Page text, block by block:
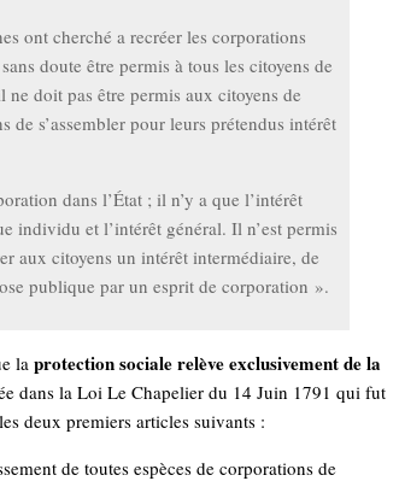
ont cherché a recréer les corporations
doute être permis à tous les citoyens de
ne doit pas être permis aux citoyens de
de s’assembler pour leurs prétendus intérêt
dans l’État ; il n’y a que l’intérêt
individu et l’intérêt général. Il n’est permis
aux citoyens un intérêt intermédiaire, de
publique par un esprit de corporation ».
la protection sociale relève exclusivement de la
dans la Loi Le Chapelier du 14 Juin 1791 qui fut
deux premiers articles suivants :
de toutes espèces de corporations de